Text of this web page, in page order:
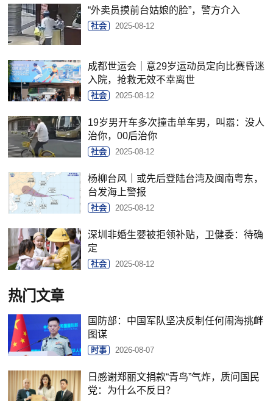
“外卖员摸前台姑娘的脸”，警方介入
社会 2025-08-12
成都世运会｜意29岁运动员定向比赛昏迷
入院，抢救无效不幸离世
社会 2025-08-12
19岁男开车多次撞击单车男，叫嚣：没人
治你，00后治你
社会 2025-08-12
杨柳台风｜或先后登陆台湾及闽南粤东，
台发海上警报
社会 2025-08-12
深圳非婚生婴被拒领补贴，卫健委：待确
定
社会 2025-08-12
热门文章
国防部：中国军队坚决反制任何闹海挑衅
图谋
时事 2026-08-07
日感谢郑丽文捐款“青鸟”气炸，质问国民
党：为什么不反日？